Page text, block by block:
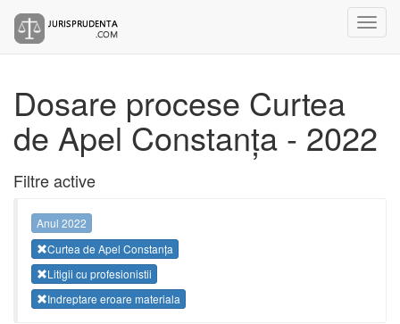
Dosare procese Curtea
de Apel Constanța - 2022
Filtre active
Anul 2022
Curtea de Apel Constanța
Litigii cu profesionistii
Indreptare eroare materiala